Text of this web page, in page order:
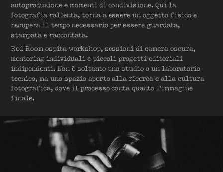
autoproduzione e momenti di condivisione. Qui la
fotografia rallenta, torna a essere un oggetto fisico e
recupera il tempo necessario per essere guardata,
stampata e raccontata.
Red Room ospita workshop, sessioni di camera oscura,
mentoring individuali e piccoli progetti editoriali
indipendenti. Non è soltanto uno studio o un laboratorio
tecnico, ma uno spazio aperto alla ricerca e alla cultura
fotografica, dove il processo conta quanto l'immagine
finale.